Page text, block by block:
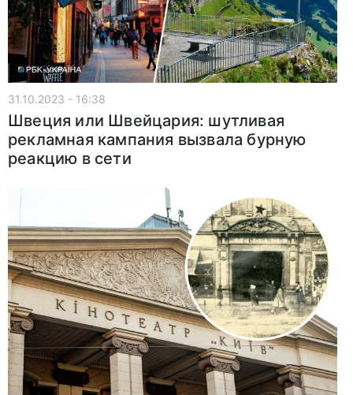
31.10.2023 - 16:38
Швеция или Швейцария: шутливая
рекламная кампания вызвала бурную
реакцию в сети